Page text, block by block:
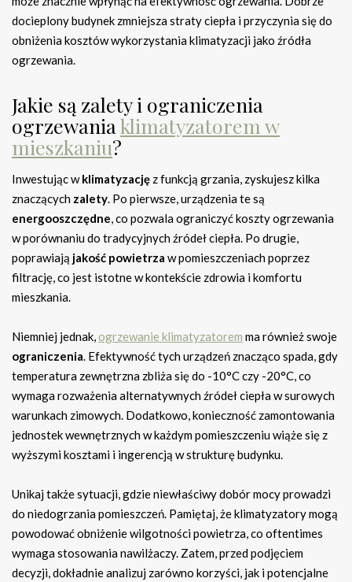
docieplony budynek zmniejsza straty ciepła i przyczynia się do
obniżenia kosztów wykorzystania klimatyzacji jako źródła
ogrzewania.
Jakie są zalety i ograniczenia
ogrzewania klimatyzatorem w
mieszkaniu?
Inwestując wklimatyzację z funkcją grzania, zyskujesz kilka
znaczących zalety . Po pierwsze, urządzenia te są
energooszczędne , co pozwala ograniczyć koszty ogrzewania
w porównaniu do tradycyjnych źródeł ciepła. Po drugie,
poprawiają jakość powietrza w pomieszczeniach poprzez
filtrację, co jest istotne w kontekście zdrowia i komfortu
mieszkania.
Niemniej jednak, ogrzewanie klimatyzatorem ma również swoje
ograniczenia . Efektywność tych urządzeń znacząco spada, gdy
temperatura zewnętrzna zbliża się do -10°C czy -20°C, co
wymaga rozważenia alternatywnych źródeł ciepła w surowych
warunkach zimowych. Dodatkowo, konieczność zamontowania
jednostek wewnętrznych w każdym pomieszczeniu wiąże się z
wyższymi kosztami i ingerencją w strukturę budynku.
Unikaj także sytuacji, gdzie niewłaściwy dobór mocy prowadzi
do niedogrzania pomieszczeń. Pamiętaj, że klimatyzatory mogą
powodować obniżenie wilgotności powietrza, co oftentimes
wymaga stosowania nawilżaczy. Zatem, przed podjęciem
decyzji, dokładnie analizuj zarówno korzyści, jak i potencjalne